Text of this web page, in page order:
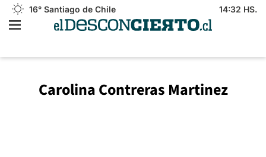
16° Santiago de Chile 14:32 HS.
Carolina Contreras Martinez